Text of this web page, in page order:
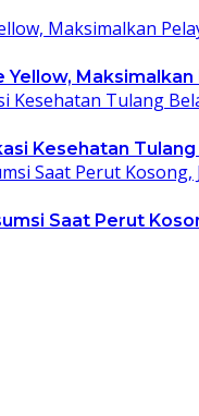
Kesehatan
Saat Perut